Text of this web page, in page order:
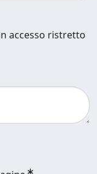
accesso ristretto